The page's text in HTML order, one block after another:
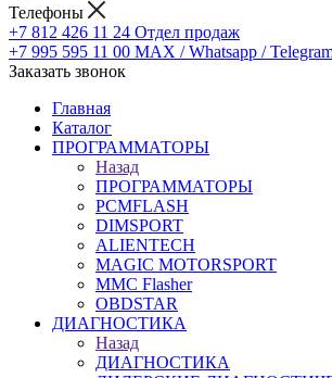
Телефоны
+7 812 426 11 24 Отдел продаж
+7 995 595 11 00 MAX / Whatsapp /
Заказать звонок
Главная
Каталог
ПРОГРАММАТОРЫ
Назад
ПРОГРАММАТОРЫ
PCMFLASH
DIMSPORT
ALIENTECH
MAGIC MOTORSPORT
MMC Flasher
OBDSTAR
ДИАГНОСТИКА
Назад
ДИАГНОСТИКА